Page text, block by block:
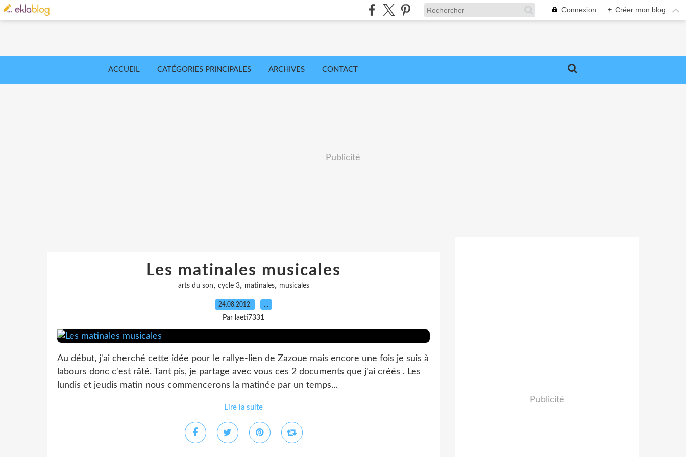
Connexion + Créer mon blog
ACCUEIL CATÉGORIES PRINCIPALES ARCHIVES CONTACT
Publicité
Les matinales musicales
arts du son, cycle 3, matinales, musicales
24.08.2012 …
Par laeti7331
Au début, j'ai cherché cette idée pour le rallye-lien de Zazoue mais encore une fois je suis à
labours donc c'est râté. Tant pis, je partage avec vous ces 2 documents que j'ai créés . Les
lundis et jeudis matin nous commencerons la matinée par un temps...
Lire la suite
Publicité